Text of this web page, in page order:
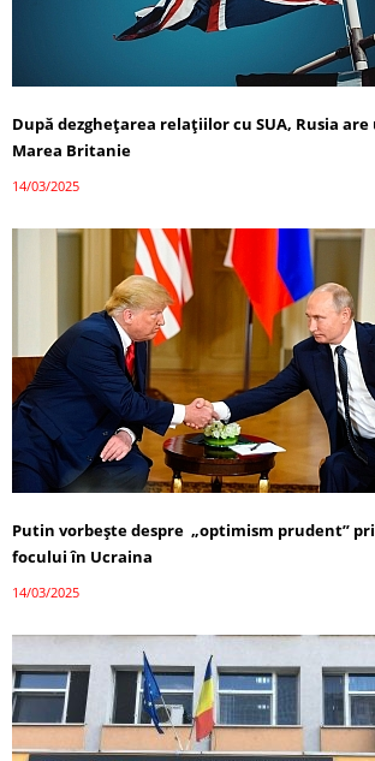
După dezghețarea relațiilor cu SUA, Rusia
Marea Britanie
14/03/2025
Putin vorbește despre „optimism prudent”
focului în Ucraina
14/03/2025